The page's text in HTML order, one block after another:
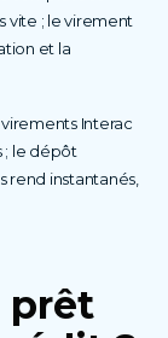
vite ; le virement
et la
virements Interac
; le dépôt
rend instantanés,
prêt